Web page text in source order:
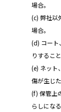
場合。
(c) 弊社以
場合。
(d) コート
りするこ
(e) ネット
傷が生じた
(f) 保管上
らしにな